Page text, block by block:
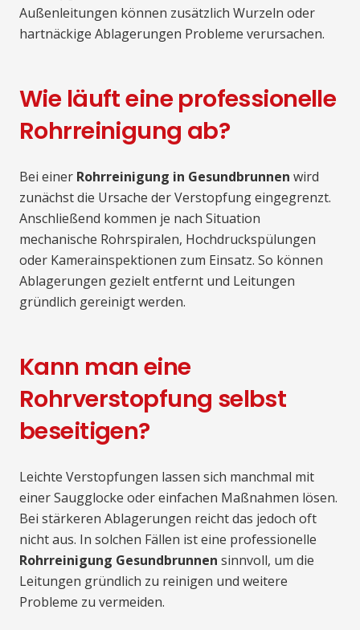
Außenleitungen können zusätzlich Wurzeln oder
hartnäckige Ablagerungen Probleme verursachen.
Wie läuft eine professionelle
Rohrreinigung ab?
Bei einer Rohrreinigung in Gesundbrunnen wird
zunächst die Ursache der Verstopfung eingegrenzt.
Anschließend kommen je nach Situation
mechanische Rohrspiralen, Hochdruckspülungen
oder Kamerainspektionen zum Einsatz. So können
Ablagerungen gezielt entfernt und Leitungen
gründlich gereinigt werden.
Kann man eine
Rohrverstopfung selbst
beseitigen?
Leichte Verstopfungen lassen sich manchmal mit
einer Saugglocke oder einfachen Maßnahmen lösen.
Bei stärkeren Ablagerungen reicht das jedoch oft
nicht aus. In solchen Fällen ist eine professionelle
Rohrreinigung Gesundbrunnen sinnvoll, um die
Leitungen gründlich zu reinigen und weitere
Probleme zu vermeiden.